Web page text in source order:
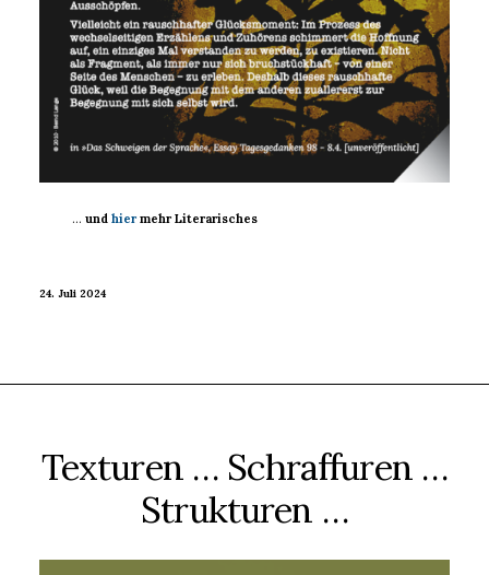
…undhier mehr Literarisches
24. Juli 2024
Texturen … Schraffuren …
Strukturen …